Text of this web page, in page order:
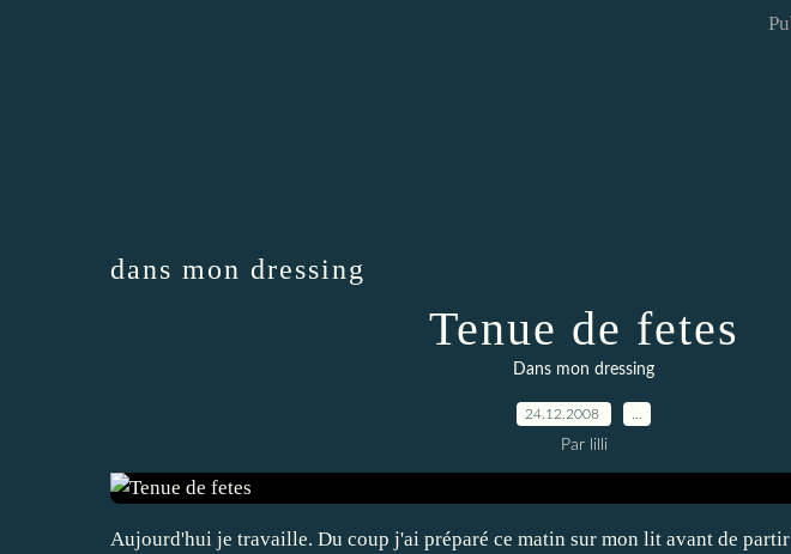
dans mon dressing
Tenue de fetes
Dans mon dressing
24.12.2008
Par lilli
Aujourd'hui je travaille. Du coup j'ai préparé ce matin sur mon lit avant de